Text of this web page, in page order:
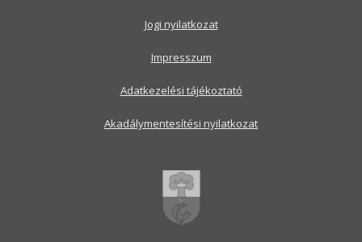
Jogi nyilatkozat
Impresszum
Adatkezelési tájékoztató
Akadálymentesítési nyilatkozat